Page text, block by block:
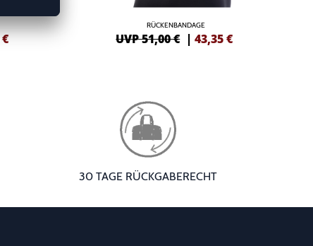
€
RÜCKENBANDAGE
UVP 51,00 € |43,35€
30 TAGE RÜCKGABERECHT